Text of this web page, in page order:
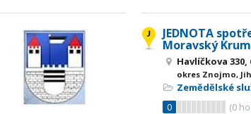
JEDNOTA
Moravský
Havlíčkova 330,
okres Znojmo,
Zemědělské
0
(0